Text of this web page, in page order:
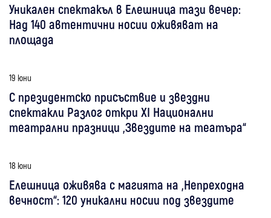
Уникален спектакъл в Елешница тази вечер:
Над 140 автентични носии оживяват на
площада
19 юни
С президентско присъствие и звездни
спектакли Разлог откри XI Национални
театрални празници „Звездите на театъра“
18 юни
Елешница оживява с магията на „Непреходна
вечност“: 120 уникални носии под звездите